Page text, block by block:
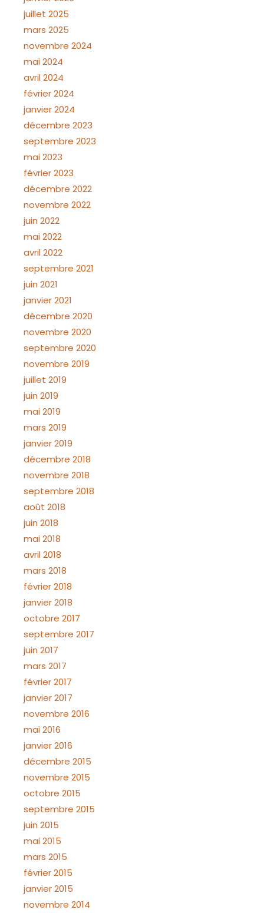
juillet 2025
mars 2025
novembre 2024
mai 2024
avril 2024
février 2024
janvier 2024
décembre 2023
septembre 2023
mai 2023
février 2023
décembre 2022
novembre 2022
juin 2022
mai 2022
avril 2022
septembre 2021
juin 2021
janvier 2021
décembre 2020
novembre 2020
septembre 2020
novembre 2019
juillet 2019
juin 2019
mai 2019
mars 2019
janvier 2019
décembre 2018
novembre 2018
septembre 2018
août 2018
juin 2018
mai 2018
avril 2018
mars 2018
février 2018
janvier 2018
octobre 2017
septembre 2017
juin 2017
mars 2017
février 2017
janvier 2017
novembre 2016
mai 2016
janvier 2016
décembre 2015
novembre 2015
octobre 2015
septembre 2015
juin 2015
mai 2015
mars 2015
février 2015
janvier 2015
novembre 2014